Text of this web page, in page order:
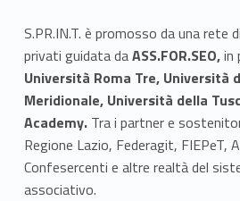
S.PR.IN.T. è promosso da una rete
privati guidata daASS.FOR.SEO,in
Università Roma Tre, Università
Meridionale, Università della
Academy.Tra i partner e
Regione Lazio, Federagit, FIEPeT,
Confesercenti e altre realtà del
associativo.